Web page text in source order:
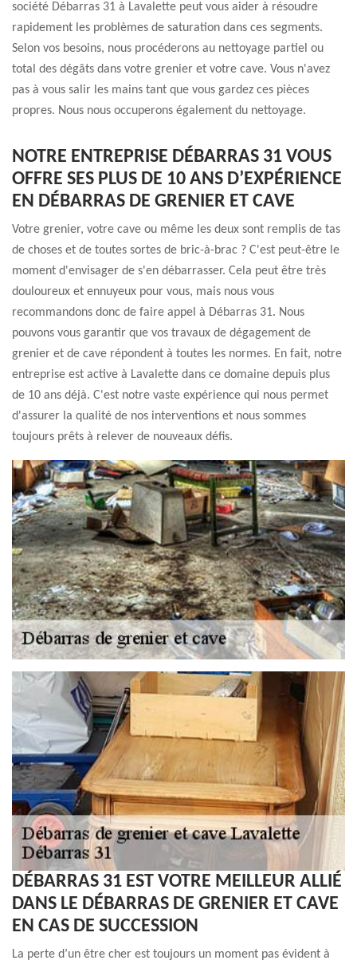
société Débarras 31 à Lavalette peut vous aider à résoudre
rapidement les problèmes de saturation dans ces segments.
Selon vos besoins, nous procéderons au nettoyage partiel ou
total des dégâts dans votre grenier et votre cave. Vous n'avez
pas à vous salir les mains tant que vous gardez ces pièces
propres. Nous nous occuperons également du nettoyage.
NOTRE ENTREPRISE DÉBARRAS 31 VOUS
OFFRE SES PLUS DE 10 ANS D’EXPÉRIENCE
EN DÉBARRAS DE GRENIER ET CAVE
Votre grenier, votre cave ou même les deux sont remplis de tas
de choses et de toutes sortes de bric-à-brac ? C'est peut-être le
moment d'envisager de s'en débarrasser. Cela peut être très
douloureux et ennuyeux pour vous, mais nous vous
recommandons donc de faire appel à Débarras 31. Nous
pouvons vous garantir que vos travaux de dégagement de
grenier et de cave répondent à toutes les normes. En fait, notre
entreprise est active à Lavalette dans ce domaine depuis plus
de 10 ans déjà. C'est notre vaste expérience qui nous permet
d'assurer la qualité de nos interventions et nous sommes
toujours prêts à relever de nouveaux défis.
DÉBARRAS 31 EST VOTRE MEILLEUR ALLIÉ
DANS LE DÉBARRAS DE GRENIER ET CAVE
EN CAS DE SUCCESSION
La perte d’un être cher est toujours un moment pas évident à